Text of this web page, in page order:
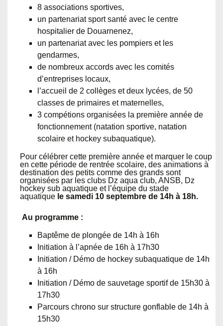
8 associations sportives,
un partenariat sport santé avec le centre
hospitalier de Douarnenez,
un partenariat avec les pompiers et les
gendarmes,
de nombreux accords avec les comités
d’entreprises locaux,
l’accueil de 2 collèges et deux lycées, de 50
classes de primaires et maternelles,
3 compétions organisées la première année de
fonctionnement (natation sportive, natation
scolaire et hockey subaquatique).
Pour célébrer cette première année et marquer le coup
en cette période de rentrée scolaire, des animations à
destination des petits comme des grands sont
organisées par les clubs Dz aqua club, ANSB, Dz
hockey sub aquatique et l’équipe du stade
aquatique le samedi 10 septembre de 14h à 18h.
Au programme :
Baptême de plongée de 14h à 16h
Initiation à l’apnée de 16h à 17h30
Initiation / Démo de hockey subaquatique de 14h
à 16h
Initiation / Démo de sauvetage sportif de 15h30 à
17h30
Parcours chrono sur structure gonflable de 14h à
15h30